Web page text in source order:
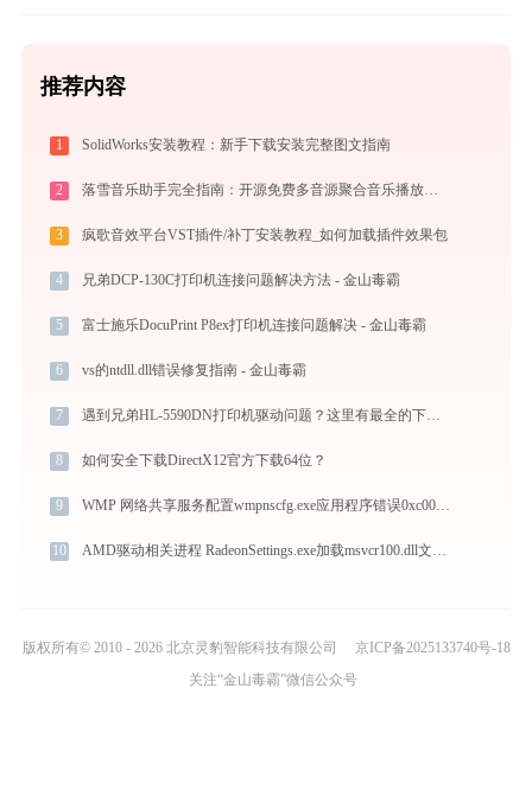
推荐内容
1 SolidWorks安装教程：新手下载安装完整图文指南
2 落雪音乐助手完全指南：开源免费多音源聚合音乐播放器的安装、配置与使用技巧（2026最新）
3 疯歌音效平台VST插件/补丁安装教程_如何加载插件效果包
4 兄弟DCP-130C打印机连接问题解决方法 - 金山毒霸
5 富士施乐DocuPrint P8ex打印机连接问题解决 - 金山毒霸
6 vs的ntdll.dll错误修复指南 - 金山毒霸
7 遇到兄弟HL-5590DN打印机驱动问题？这里有最全的下载及安装指导
8 如何安全下载DirectX12官方下载64位？
9 WMP 网络共享服务配置wmpnscfg.exe应用程序错误0xc0000017解决方法
10 AMD驱动相关进程 RadeonSettings.exe加载msvcr100.dll文件丢失处理办法
版权所有© 2010 - 2026 北京灵豹智能科技有限公司
京ICP备2025133740号-18
关注“金山毒霸”微信公众号